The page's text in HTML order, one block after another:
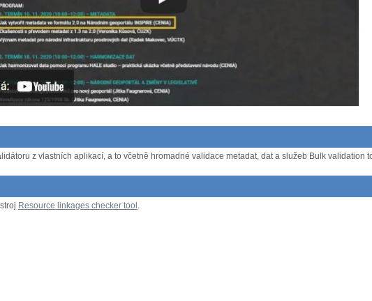
z vlastních aplikací, a to včetně hromadné validace metadat, dat a služeb Bulk validation
Resource linkages checker tool .